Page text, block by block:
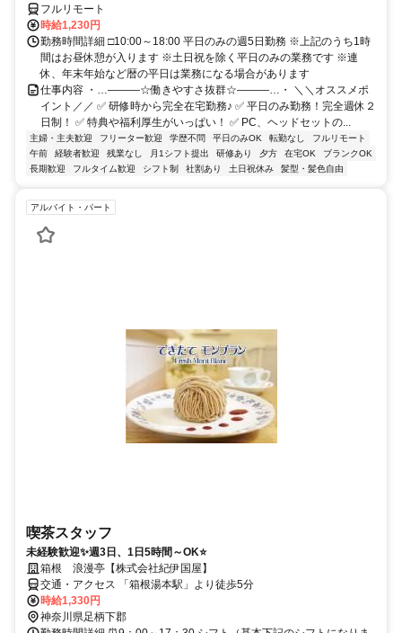
フルリモート
時給1,230円
勤務時間詳細 □10:00～18:00 平日のみの週5日勤務 ※上記のうち1時
間はお昼休憩が入ります ※土日祝を除く平日のみの業務です ※連
休、年末年始など暦の平日は業務になる場合があります
仕事内容 ・…―――☆働きやすさ抜群☆―――…・ ＼＼オススメポ
イント／／ ✅ 研修時から完全在宅勤務♪ ✅ 平日のみ勤務！完全週休２
日制！ ✅ 特典や福利厚生がいっぱい！ ✅ PC、ヘッドセットの...
主婦・主夫歓迎 フリーター歓迎 学歴不問 平日のみOK 転勤なし
フルリモート
午前
経験者歓迎 残業なし 月1シフト提出 研修あり 夕方 在宅OK
ブランクOK
長期歓迎
フルタイム歓迎 シフト制 社割あり 土日祝休み 髪型・髪色自由
アルバイト・パート
喫茶スタッフ
未経験歓迎✨週3日、1日5時間～OK⭐
箱根 浪漫亭【株式会社紀伊国屋】
交通・アクセス 「箱根湯本駅」より徒歩5分
時給1,330円
神奈川県足柄下郡